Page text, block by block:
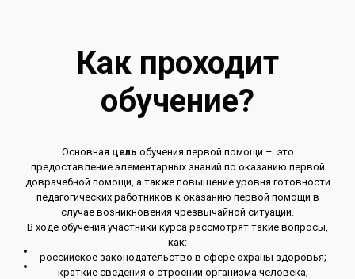
Как проходит
обучение?
Основная цель обучения первой помощи – это
предоставление элементарных знаний по оказанию первой
доврачебной помощи, а также повышение уровня готовности
педагогических работников к оказанию первой помощи в
случае возникновения чрезвычайной ситуации.
В ходе обучения участники курса рассмотрят такие вопросы,
как:
российское законодательство в сфере охраны здоровья;
краткие сведения о строении организма человека;